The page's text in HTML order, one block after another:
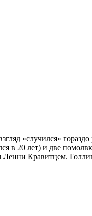
«случился» гораздо
в 20 лет) и две
Кравитцем.